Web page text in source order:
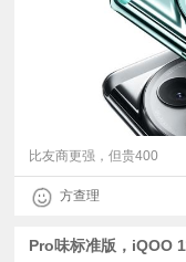
比友商更强，但贵400
方查理